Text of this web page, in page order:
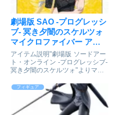
劇場版 SAO -プログレッシ
ブ- 冥き夕闇のスケルツォ
マイクロファイバー アリ
ス 怪盗/警察 ver.[コンテン
ツシード]が好評発売中
アイテム説明"劇場版 ソードアー
ト・オンライン -プログレッシブ-
冥き夕闇のスケルツォ"よりマイ
ソードアート・オンライン -プロ
グレッシブ- 冥き夕闇のスケルツ
ォ_マイクロファイバー アリス
怪盗/警察 ve...
フィギュア